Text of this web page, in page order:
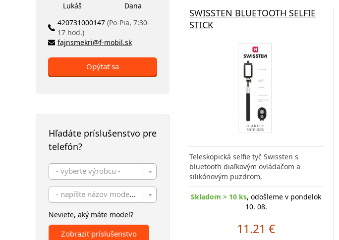
Lukáš
Dana
420731000147 (Po-Pia, 7:30-
17 hod.)
fajnsmekri@f-mobil.sk
Opýtať sa
Hľadáte príslušenstvo pre
telefón?
- vyberte výrobcu -
- napíšte názov modelu -
Neviete, aký máte model?
Zobraziť príslušenstvo
SWISSTEN BLUETOOTH SELFIE
STICK
Teleskopická selfie tyč Swissten s
bluetooth diaľkovým ovládačom a
silikónovým puzdrom,
Skladom > 10 ks, odošleme v pondelok
10. 08.
11.21 €